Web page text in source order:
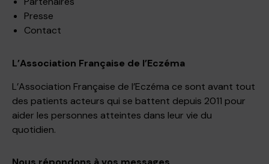
Presse
Contact
L’Association Française de l’Eczéma
L’Association Française de l’Eczéma ce sont avant tout
des patients acteurs qui se battent depuis 2011 pour
aider les personnes atteintes dans leur vie du
quotidien.